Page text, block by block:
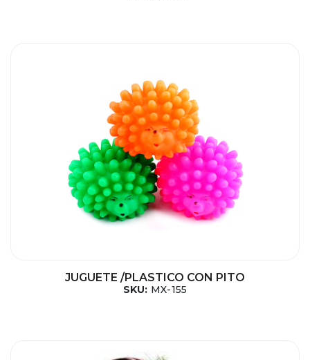
JUGUETE /PLASTICO CON PITO
SKU: MX-155